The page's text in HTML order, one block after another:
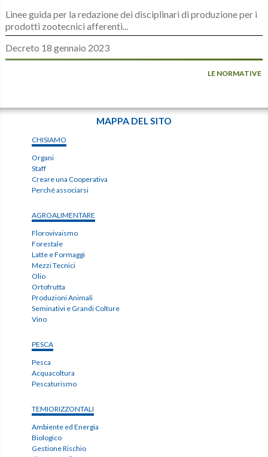
Linee guida per la redazione dei disciplinari di produzione per i
prodotti zootecnici afferenti...
Decreto 18 gennaio 2023
LE NORMATIVE
MAPPA DEL SITO
CHISIAMO
Organi
Staff
Creare una Cooperativa
Perché associarsi
AGROALIMENTARE
Florovivaismo
Forestale
Latte e Formaggi
Mezzi Tecnici
Olio
Ortofrutta
Produzioni Animali
Seminativi e Grandi Colture
Vino
PESCA
Pesca
Acquacoltura
Pescaturismo
TEMIORIZZONTALI
Ambiente ed Energia
Biologico
Gestione Rischio